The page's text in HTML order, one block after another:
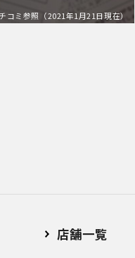
コミ参照（2021年1月21日現在）
店舗⼀覧